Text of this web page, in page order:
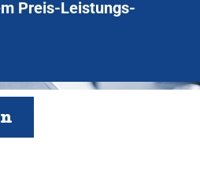
Preis-Leistungs-